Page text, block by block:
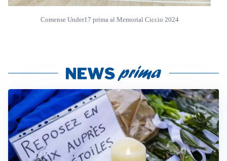
Comense Under17 prima al Memorial Ciccio 2024